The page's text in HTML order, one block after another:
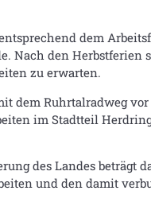
dem
Nach den Herbstferien
zu erwarten.
dem Ruhrtalradweg
im Stadtteil
des Landes beträgt
und den damit